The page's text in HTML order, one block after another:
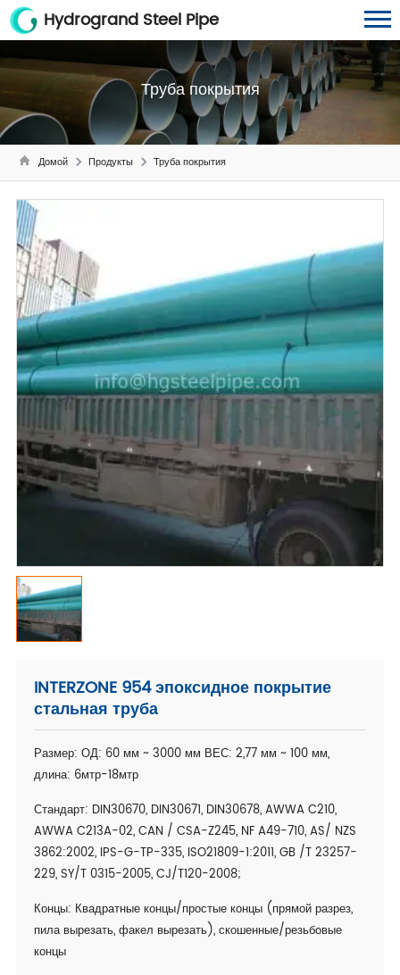
Hydrogrand Steel Pipe
Труба покрытия
Домой Продукты Труба покрытия
INTERZONE 954 эпоксидное покрытие
стальная труба
Размер: ОД: 60 мм ~ 3000 мм ВЕС: 2,77 мм ~ 100 мм,
длина: 6мтр-18мтр
Стандарт: DIN30670, DIN30671, DIN30678, AWWA C210,
AWWA C213A-02, CAN / CSA-Z245, NF A49-710, AS/ NZS
3862:2002, IPS-G-TP-335, ISO21809-1:2011, GB /T 23257-
229, SY/T 0315-2005, CJ/T120-2008;
Концы: Квадратные концы/простые концы (прямой разрез,
пила вырезать, факел вырезать), скошенные/резьбовые
концы